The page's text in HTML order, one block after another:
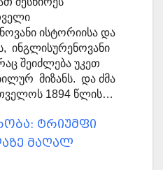
ისტორიისა და
ინგლისურენოვანი
შეიძლება უკეთ
მიზანს. და ძმა
1894 წლის…
ტრიუმფი
მაღალ